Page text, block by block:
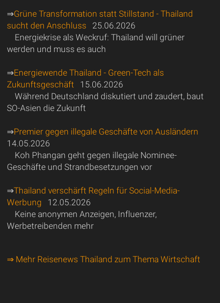
⇒Grüne Transformation statt Stillstand - Thailand
sucht den Anschluss 25.06.2026
Energiekrise als Weckruf: Thailand will grüner
werden und muss es auch
⇒Energiewende Thailand - Green-Tech als
Zukunftsgeschäft 15.06.2026
Während Deutschland diskutiert und zaudert, baut
SO-Asien die Zukunft
⇒Premier gegen illegale Geschäfte von Ausländern
14.05.2026
Koh Phangan geht gegen illegale Nominee-
Geschäfte und Strandbesetzungen vor
⇒Thailand verschärft Regeln für Social-Media-
Werbung 12.05.2026
Keine anonymen Anzeigen, Influenzer,
Werbetreibenden mehr
⇒ Mehr Reisenews Thailand zum Thema Wirtschaft